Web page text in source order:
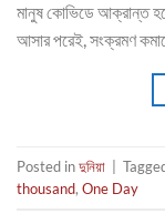
মানুষ কোভিডে আক্রান্ত
আসার পরেই, সংক্রমণ
Posted inদুনিয়া
thousand, One Day